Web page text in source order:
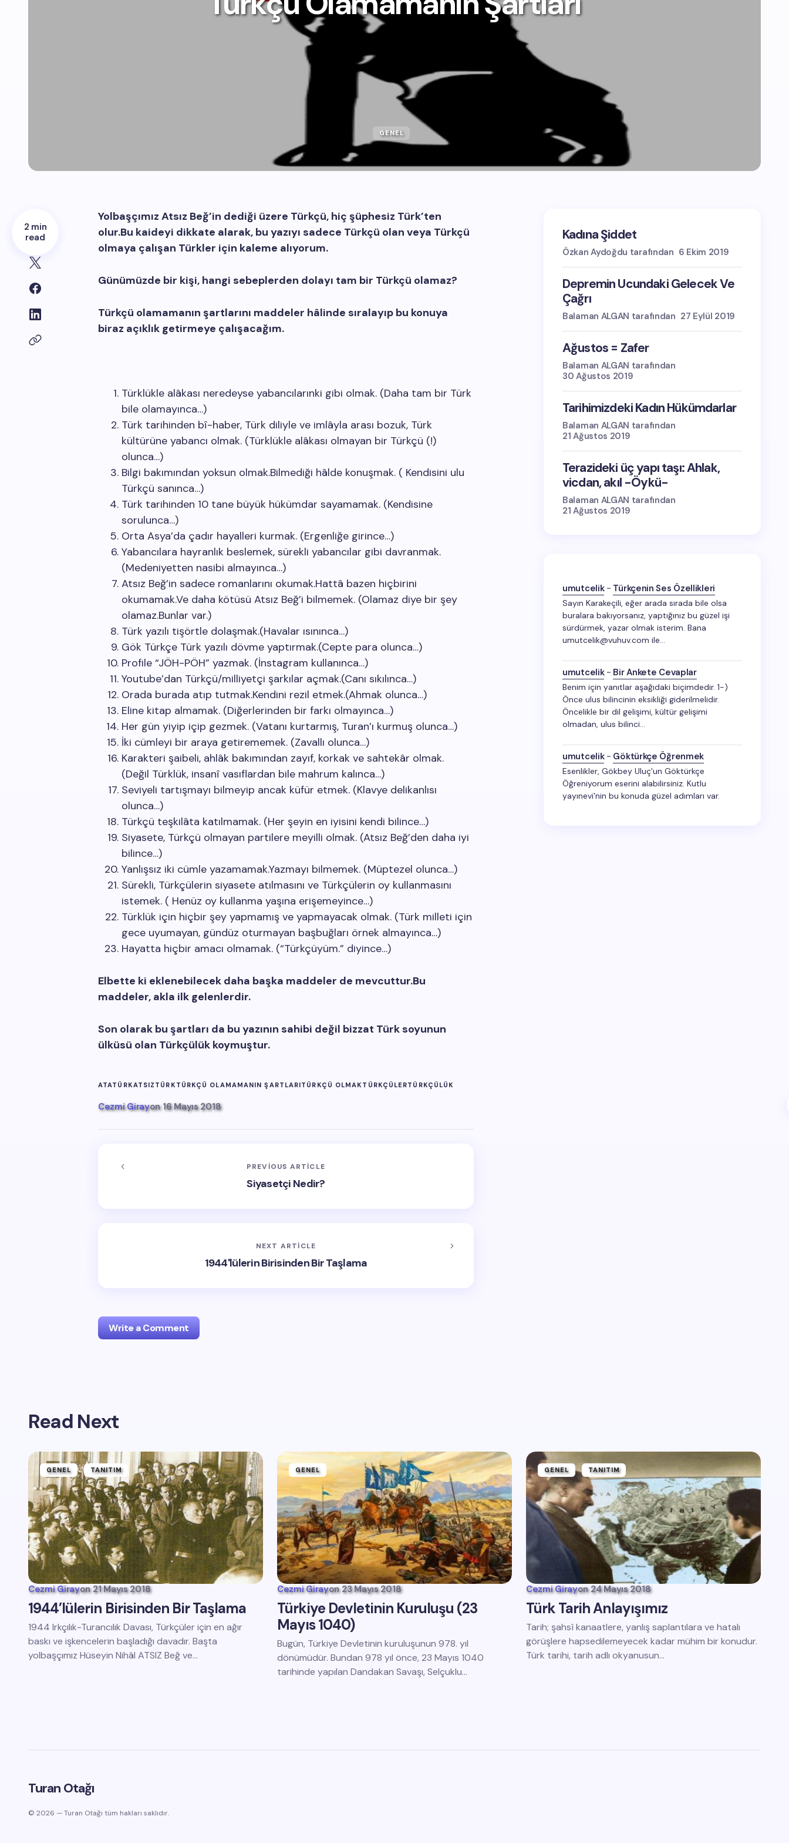
GENEL
2 min
read
Yolbaşçımız Atsız Beğ’in dediği üzere Türkçü, hiç şüphesiz Türk’ten
olur.Bu kaideyi dikkate alarak, bu yazıyı sadece Türkçü olan veya Türkçü
olmaya çalışan Türkler için kaleme alıyorum.
Günümüzde bir kişi, hangi sebeplerden dolayı tam bir Türkçü olamaz?
Türkçü olamamanın şartlarını maddeler hâlinde sıralayıp bu konuya
biraz açıklık getirmeye çalışacağım.
Türklükle alâkası neredeyse yabancılarınki gibi olmak. (Daha tam bir Türk
bile olamayınca…)
Türk tarihinden bî-haber, Türk diliyle ve imlâyla arası bozuk, Türk
kültürüne yabancı olmak. (Türklükle alâkası olmayan bir Türkçü (!)
olunca…)
Bilgi bakımından yoksun olmak.Bilmediği hâlde konuşmak. ( Kendisini ulu
Türkçü sanınca…)
Türk tarihinden 10 tane büyük hükümdar sayamamak. (Kendisine
sorulunca…)
Orta Asya’da çadır hayalleri kurmak. (Ergenliğe girince…)
Yabancılara hayranlık beslemek, sürekli yabancılar gibi davranmak.
(Medeniyetten nasibi almayınca…)
Atsız Beğ’in sadece romanlarını okumak.Hattâ bazen hiçbirini
okumamak.Ve daha kötüsü Atsız Beğ’i bilmemek. (Olamaz diye bir şey
olamaz.Bunlar var.)
Türk yazılı tişörtle dolaşmak.(Havalar ısınınca…)
Gök Türkçe Türk yazılı dövme yaptırmak.(Cepte para olunca…)
Profile “JÖH-PÖH” yazmak. (İnstagram kullanınca…)
Youtube’dan Türkçü/milliyetçi şarkılar açmak.(Canı sıkılınca…)
Orada burada atıp tutmak.Kendini rezil etmek.(Ahmak olunca…)
Eline kitap almamak. (Diğerlerinden bir farkı olmayınca…)
Her gün yiyip içip gezmek. (Vatanı kurtarmış, Turan’ı kurmuş olunca…)
İki cümleyi bir araya getirememek. (Zavallı olunca…)
Karakteri şaibeli, ahlâk bakımından zayıf, korkak ve sahtekâr olmak.
(Değil Türklük, insanî vasıflardan bile mahrum kalınca…)
Seviyeli tartışmayı bilmeyip ancak küfür etmek. (Klavye delikanlısı
olunca…)
Türkçü teşkilâta katılmamak. (Her şeyin en iyisini kendi bilince…)
Siyasete, Türkçü olmayan partilere meyilli olmak. (Atsız Beğ’den daha iyi
bilince…)
Yanlışsız iki cümle yazamamak.Yazmayı bilmemek. (Müptezel olunca…)
Sürekli, Türkçülerin siyasete atılmasını ve Türkçülerin oy kullanmasını
istemek. ( Henüz oy kullanma yaşına erişemeyince…)
Türklük için hiçbir şey yapmamış ve yapmayacak olmak. (Türk milleti için
gece uyumayan, gündüz oturmayan başbuğları örnek almayınca…)
Hayatta hiçbir amacı olmamak. (“Türkçüyüm.” diyince…)
Elbette ki eklenebilecek daha başka maddeler de mevcuttur.Bu
maddeler, akla ilk gelenlerdir.
Son olarak bu şartları da bu yazının sahibi değil bizzat Türk soyunun
ülküsü olan Türkçülük koymuştur.
ATATÜRKATSIZ TÜRK TÜRKÇÜ OLAMAMANIN ŞARTLARITÜRKÇÜ OLMAK TÜRKÇÜLERTÜRKÇÜLÜK
Cezmi Girayon 16 Mayıs 2018
PREVIOUS ARTICLE
Siyasetçi Nedir?
NEXT ARTICLE
1944'lülerin Birisinden Bir Taşlama
Write a Comment
Kadına Şiddet
Özkan Aydoğdu tarafından 6 Ekim 2019
Depremin Ucundaki Gelecek Ve
Çağrı
Balaman ALGAN tarafından 27 Eylül 2019
Ağustos = Zafer
Balaman ALGAN tarafından
30 Ağustos 2019
Tarihimizdeki Kadın Hükümdarlar
Balaman ALGAN tarafından
21 Ağustos 2019
Terazideki üç yapı taşı: Ahlak,
vicdan, akıl -Öykü-
Balaman ALGAN tarafından
21 Ağustos 2019
umutcelik- Türkçenin Ses Özellikleri
Sayın Karakeçili, eğer arada sırada bile olsa
buralara bakıyorsanız, yaptığınız bu güzel işi
sürdürmek, yazar olmak isterim. Bana
umutcelik@vuhuv.com ile…
umutcelik- Bir Ankete Cevaplar
Benim için yanıtlar aşağıdaki biçimdedir. 1-)
Önce ulus bilincinin eksikliği giderilmelidir.
Öncelikle bir dil gelişimi, kültür gelişimi
olmadan, ulus bilinci…
umutcelik- Göktürkçe Öğrenmek
Esenlikler, Gökbey Uluç'un Göktürkçe
Öğreniyorum eserini alabilirsiniz. Kutlu
yayınevi'nin bu konuda güzel adımları var.
Read Next
GENEL TANITIM
Cezmi Girayon 21 Mayıs 2018
1944’lülerin Birisinden Bir Taşlama
1944 Irkçılık-Turancılık Davası, Türkçüler için en ağır
baskı ve işkencelerin başladığı davadır. Başta
yolbaşçımız Hüseyin Nihâl ATSIZ Beğ ve…
GENEL
Cezmi Girayon 23 Mayıs 2018
Türkiye Devletinin Kuruluşu (23
Mayıs 1040)
Bugün, Türkiye Devletinin kuruluşunun 978. yıl
dönümüdür. Bundan 978 yıl önce, 23 Mayıs 1040
tarihinde yapılan Dandakan Savaşı, Selçuklu…
GENEL TANITIM
Cezmi Girayon 24 Mayıs 2018
Türk Tarih Anlayışımız
Tarih; şahsî kanaatlere, yanlış saplantılara ve hatalı
görüşlere hapsedilemeyecek kadar mühim bir konudur.
Türk tarihi, tarih adlı okyanusun…
Turan Otağı
© 2026 — Turan Otağı tüm hakları saklıdır.